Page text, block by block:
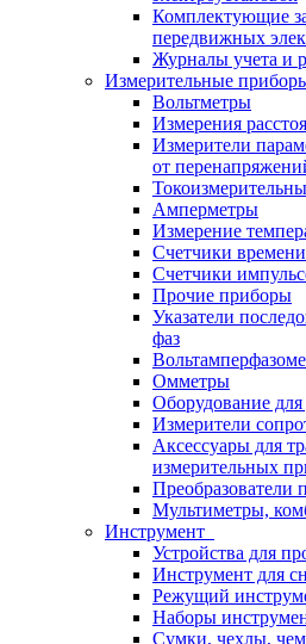
Комплектующие
передвижных
Журналы учета и
Измерительные
Вольтметры
Измерения
Измерители
от
Амперметры
Измерение
Счетчики
Счетчики
Прочие приборы
Указатели
фаз
Омметры
Оборудование
Измерители
Аксессуары для
измерительных
Преобразователи
Мультиметры,
Инструмент
Устройства для
Инструмент для
Режущий
Наборы
Сумки, чехлы,